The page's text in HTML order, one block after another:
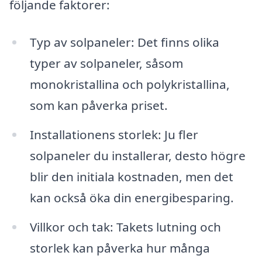
följande faktorer:
Typ av solpaneler: Det finns olika
typer av solpaneler, såsom
monokristallina och polykristallina,
som kan påverka priset.
Installationens storlek: Ju fler
solpaneler du installerar, desto högre
blir den initiala kostnaden, men det
kan också öka din energibesparing.
Villkor och tak: Takets lutning och
storlek kan påverka hur många